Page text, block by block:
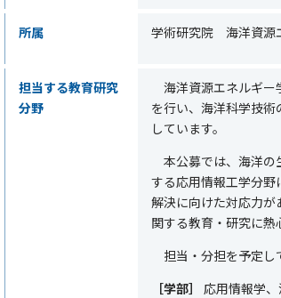
所属 学術研究院 海洋資源
担当する教育研究
分野
海洋資源エネルギー
を行い、海洋科学技
しています。
本公募では、海洋の
する応用情報工学分
解決に向けた対応力
関する教育・研究に熱
担当・分担を予定し
［学部］
応用情報学